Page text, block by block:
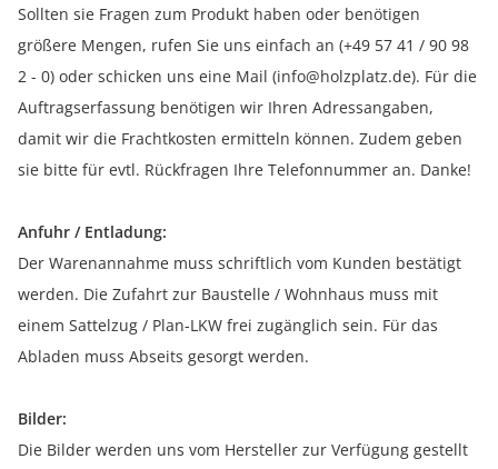
Sollten sie Fragen zum Produkt haben oder benötigen
größere Mengen, rufen Sie uns einfach an (+49 57 41 / 90 98
2 - 0) oder schicken uns eine Mail (info@holzplatz.de). Für die
Auftragserfassung benötigen wir Ihren Adressangaben,
damit wir die Frachtkosten ermitteln können. Zudem geben
sie bitte für evtl. Rückfragen Ihre Telefonnummer an. Danke!
Anfuhr / Entladung:
Der Warenannahme muss schriftlich vom Kunden bestätigt
werden. Die Zufahrt zur Baustelle / Wohnhaus muss mit
einem Sattelzug / Plan-LKW frei zugänglich sein. Für das
Abladen muss Abseits gesorgt werden.
Bilder:
Die Bilder werden uns vom Hersteller zur Verfügung gestellt